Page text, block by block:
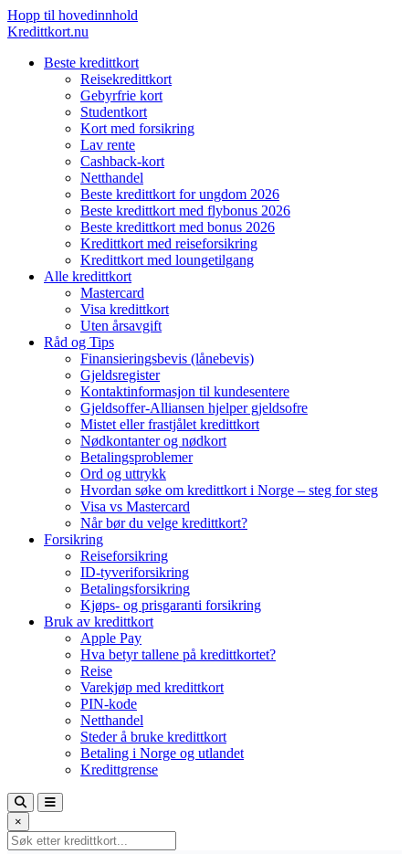
Hopp til hovedinnhold
Kredittkort.nu
Beste kredittkort
Reisekredittkort
Gebyrfrie kort
Studentkort
Kort med forsikring
Lav rente
Cashback-kort
Netthandel
Beste kredittkort for ungdom 2026
Beste kredittkort med flybonus 2026
Beste kredittkort med bonus 2026
Kredittkort med reiseforsikring
Kredittkort med loungetilgang
Alle kredittkort
Mastercard
Visa kredittkort
Uten årsavgift
Råd og Tips
Finansieringsbevis (lånebevis)
Gjeldsregister
Kontaktinformasjon til kundesentere
Gjeldsoffer-Alliansen hjelper gjeldsofre
Mistet eller frastjålet kredittkort
Nødkontanter og nødkort
Betalingsproblemer
Ord og uttrykk
Hvordan søke om kredittkort i Norge – steg for steg
Visa vs Mastercard
Når bør du velge kredittkort?
Forsikring
Reiseforsikring
ID-tyveriforsikring
Betalingsforsikring
Kjøps- og prisgaranti forsikring
Bruk av kredittkort
Apple Pay
Hva betyr tallene på kredittkortet?
Reise
Varekjøp med kredittkort
PIN-kode
Netthandel
Steder å bruke kredittkort
Betaling i Norge og utlandet
Kredittgrense
×